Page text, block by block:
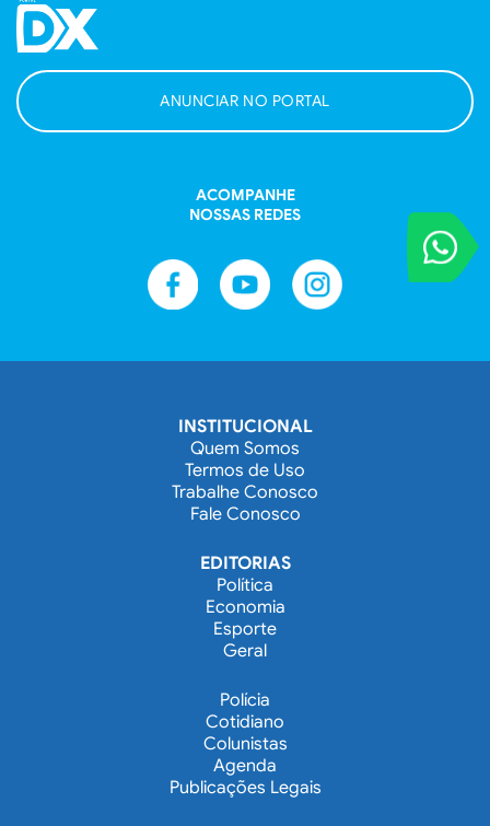
VOCÊ
Entre em
ANUNCIAR NO PORTAL
ACOMPANHE
NOSSAS REDES
INSTITUCIONAL
Quem Somos
Termos de Uso
Trabalhe Conosco
Fale Conosco
EDITORIAS
Política
Economia
Esporte
Geral
Polícia
Cotidiano
Colunistas
Agenda
Publicações Legais